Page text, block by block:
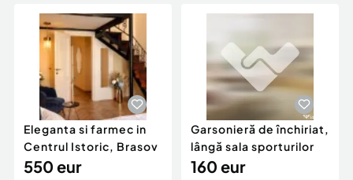
Servicii
Animale de companie
Afaceri și echipamente profesionale
Inchiriere Bunuri si Vehicule
Utilaje agricole si industriale
Piese auto si accesorii
Dacia Duster
Eleganta si farmec in
Centrul Istoric, Brasov
550 eur
Garsonieră de închiriat,
lângă sala sporturilor
160 eur